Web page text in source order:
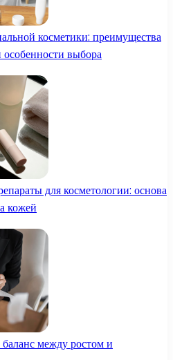
косметики: преимущества
выбора
для косметологии: основа
кожей
между ростом и